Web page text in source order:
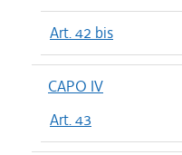
Art. 42 bis
CAPO IV
Art. 43